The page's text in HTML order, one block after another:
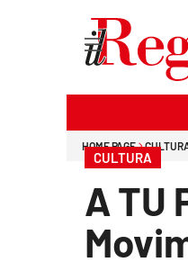
HOME PAGE
CULTURA
A TU